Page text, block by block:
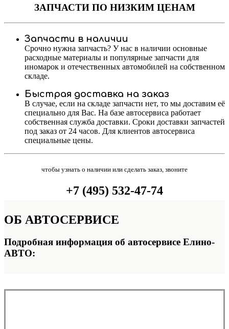
ЗАПЧАСТИПО НИЗКИМ ЦЕНАМ
Запчасти в наличии
Срочно нужна запчасть? У нас в наличии основные
расходные материалы и популярные запчасти для
иномарок и отечественных автомобилей на собственном
складе.
Быстрая доставка на заказ
В случае, если на складе запчасти нет, то мы доставим её
специально для Вас. На базе автосервиса работает
собственная служба доставки. Сроки доставки запчастей
под заказ от 24 часов. Для клиентов автосервиса
специальные цены.
чтобы узнать о наличии или сделать заказ, звоните
+7 (495) 532-47-74
ОБ АВТОСЕРВИСЕ
Подробная информация об автосервисе Елино-
АВТО: